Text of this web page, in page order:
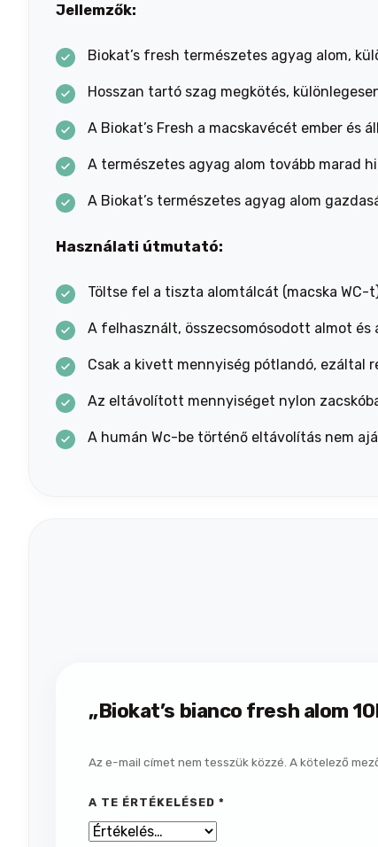
Jellemzők:
Biokat’s fresh természetes agyag alom,
Hosszan tartó szag megkötés,
A Biokat’s Fresh a macskavécét ember
A természetes agyag alom tovább marad
A Biokat’s természetes agyag alom
Használati útmutató:
Töltse fel a tiszta alomtálcát (macska WC-
A felhasznált, összecsomósodott almot
Csak a kivett mennyiség pótlandó, ezáltal
Az eltávolított mennyiséget nylon
A humán Wc-be történő eltávolítás nem
„Biokat’s bianco fresh alom
Az e-mail címet nem tesszük közzé. A kötelező
A TE ÉRTÉKELÉSED*